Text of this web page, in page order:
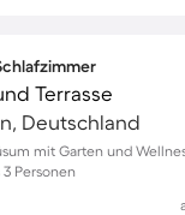
Terrasse
Deutschland
mit Garten und
Personen